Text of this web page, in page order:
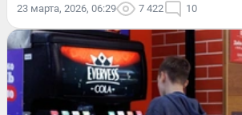
23 марта, 2026, 06:29 7 422 10